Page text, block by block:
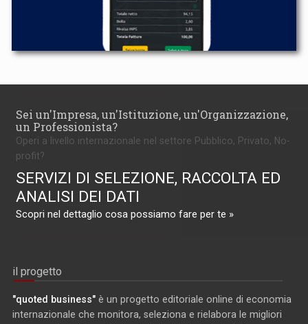
Sei un'Impresa, un'Istituzione, un'Organizzazione,
un Professionista?
Operi a livello internazionale nel settore Pubblico, Privato, No-
profit?
SERVIZI DI SELEZIONE, RACCOLTA ED
ANALISI DEI DATI
Scopri nel dettaglio cosa possiamo fare per te »
il progetto
"quoted business" è un progetto editoriale online di economia
internazionale che monitora, seleziona e rielabora le migliori